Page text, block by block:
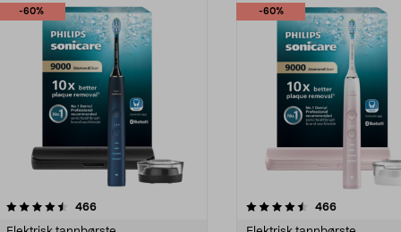
-60%
466anmeldelser
-60%
4.5 av 5 stjerner 466anmeldelser
4.5 av 5 stjerner